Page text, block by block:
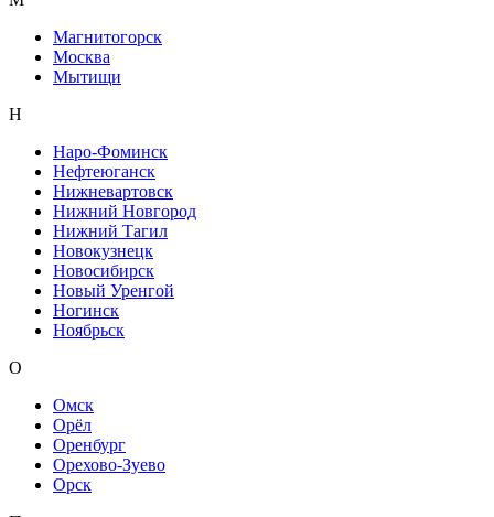
Магнитогорск
Москва
Мытищи
Н
Наро-Фоминск
Нефтеюганск
Нижневартовск
Нижний Новгород
Нижний Тагил
Новокузнецк
Новосибирск
Новый Уренгой
Ногинск
Ноябрьск
О
Омск
Орёл
Оренбург
Орехово-Зуево
Орск